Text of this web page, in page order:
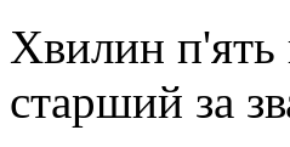
Хвилин п'ять
старший за